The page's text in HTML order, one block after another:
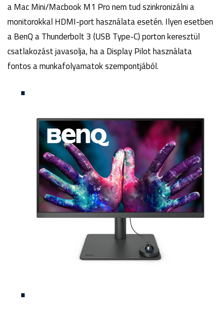
a Mac Mini/Macbook M1 Pro nem tud szinkronizálni a
monitorokkal HDMI-port használata esetén. Ilyen esetben
a BenQ a Thunderbolt 3 (USB Type-C) porton keresztül
csatlakozást javasolja, ha a Display Pilot használata
fontos a munkafolyamatok szempontjából.